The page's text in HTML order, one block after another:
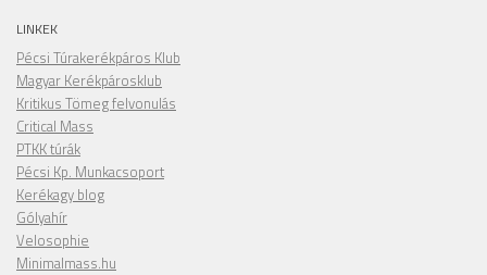
LINKEK
Pécsi Túrakerékpáros Klub
Magyar Kerékpárosklub
Kritikus Tömeg felvonulás
Critical Mass
PTKK túrák
Pécsi Kp. Munkacsoport
Kerékagy blog
Gólyahír
Velosophie
Minimalmass.hu